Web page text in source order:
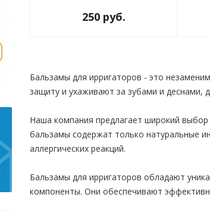
250 руб.
Бальзамы для ирригаторов - это
защиту и ухаживают за зубами и деснами,
Наша компания предлагает широкий
бальзамы содержат только натуральные
аллергических реакций.
Бальзамы для ирригаторов обладают
компоненты. Они обеспечивают